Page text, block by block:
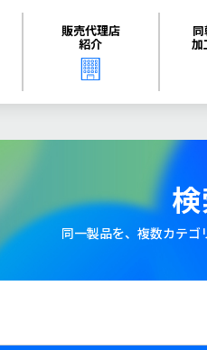
販売代理店
紹介 加
同一製品を、複数カテ